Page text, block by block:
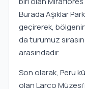
Burada Aşıklar
geçirerek,
da turumuz
arasındadır.
Son olarak, Peru
olan Larco